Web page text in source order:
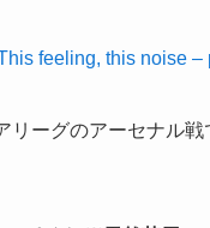
This feeling, this noise
ーグのアーセナル戦